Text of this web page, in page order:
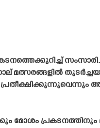
മത്സരങ്ങളിൽ
പ്രകടനത്തിനും